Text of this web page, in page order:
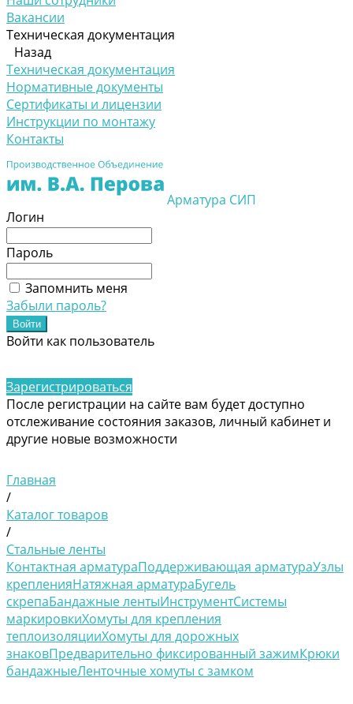
Вакансии
Техническая документация
Назад
Техническая документация
Нормативные документы
Сертификаты и лицензии
Инструкции по монтажу
Контакты
Арматура СИП
Логин
Пароль
Запомнить меня
Забыли пароль?
Войти как пользователь
Зарегистрироваться
После регистрации на сайте вам будет доступно
отслеживание состояния заказов, личный кабинет и
другие новые возможности
Главная
/
Каталог товаров
/
Стальные ленты
Контактная арматураПоддерживающая арматураУзлы
крепленияНатяжная арматураБугель
скрепаБандажные лентыИнструментСистемы
маркировкиХомуты для крепления
теплоизоляцииХомуты для дорожных
знаковПредварительно фиксированный зажимКрюки
бандажныеЛенточные хомуты с замком